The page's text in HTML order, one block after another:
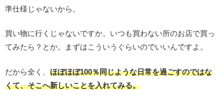
準仕様じゃないから。
買い物に行くじゃないですか。いつも買わない所のお店で買っ
てみたら？とか。まずはこういうぐらいのでいいんですよ。
だから全く、 ほぼほぼ100％同じような日常を過ごすのではな
くて、そこへ新しいことを入れてみる。